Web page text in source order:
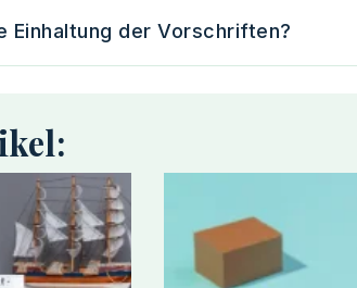
Einhaltung der Vorschriften?